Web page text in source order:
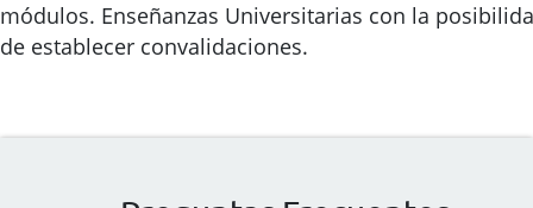
módulos. Enseñanzas Universitarias con la
de establecer convalidaciones.